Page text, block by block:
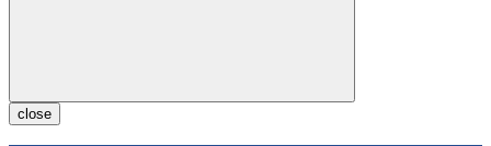
close